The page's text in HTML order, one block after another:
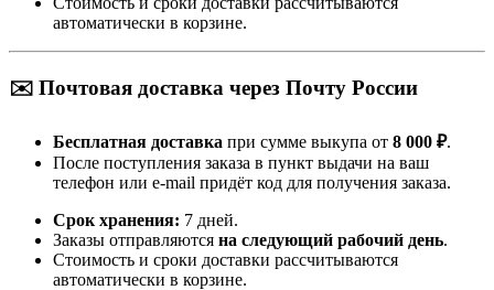
автоматически в корзине.
✉️ Почтовая доставка через Почту России
Бесплатная доставка при сумме выкупа от 8 000 ₽.
После поступления заказа в пункт выдачи на ваш
телефон или e-mail придёт код для получения заказа.
Срок хранения: 7 дней.
Заказы отправляются на следующий рабочий день.
Стоимость и сроки доставки рассчитываются
автоматически в корзине.